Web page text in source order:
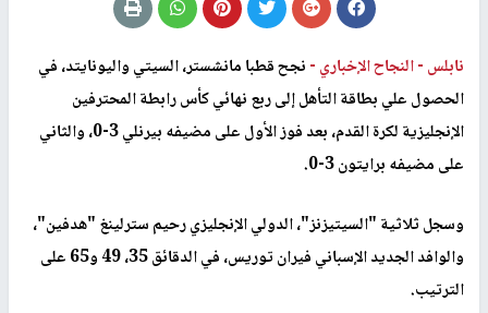
نابلس -النجاح الإخباري -نجح قطبا مانشستر، السيتي واليونايتد، في
الحصول علي بطاقة التأهل إلى ربع نهائي كأس رابطة المحترفين
الإنجليزية لكرة القدم، بعد فوز الأول على مضيفه بيرنلي 3-0، والثاني
على مضيفه برايتون 3-0.
وسجل ثلاثية "السيتيزنز"، الدولي الإنجليزي رحيم سترلينغ "هدفين"،
والوافد الجديد الإسباني فيران توريس، في الدقائق 35، 49 و65 على
الترتيب.